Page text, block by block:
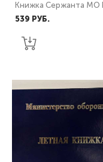
Книжка Сержанта МО
539 PУБ.